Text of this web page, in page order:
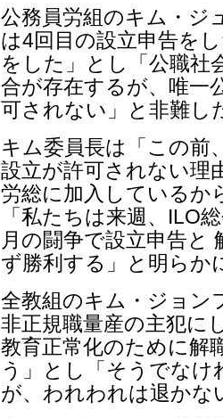
公務員労組のキム・ジ
は4回目の設立申告を
をした」とし「公職社
合が存在するが、唯一
可されない」と非難し
キム委員長は「この前
設立が許可されない理
労総に加入しているか
「私たちは来週、ILO
月の闘争で設立申告と
ず勝利する」と明らか
全教組のキム・ジョン
非正規職量産の主犯に
教育正常化のために解
う」とし「そうでな
が、われわれは退かな